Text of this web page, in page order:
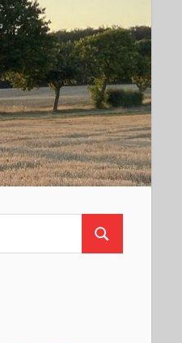
Suchen